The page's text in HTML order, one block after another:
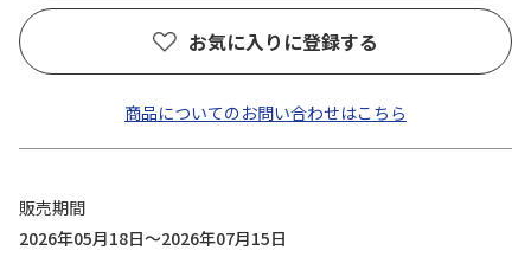
お気に入りに登録する
商品についてのお問い合わせはこちら
販売期間
2026年05月18日～2026年07月15日